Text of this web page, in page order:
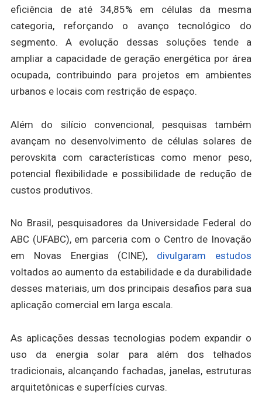
eficiência de até 34,85% em células da mesma
categoria, reforçando o avanço tecnológico do
segmento. A evolução dessas soluções tende a
ampliar a capacidade de geração energética por área
ocupada, contribuindo para projetos em ambientes
urbanos e locais com restrição de espaço.
Além do silício convencional, pesquisas também
avançam no desenvolvimento de células solares de
perovskita com características como menor peso,
potencial flexibilidade e possibilidade de redução de
custos produtivos.
No Brasil, pesquisadores da Universidade Federal do
ABC (UFABC), em parceria com o Centro de Inovação
em Novas Energias (CINE), divulgaram estudos
voltados ao aumento da estabilidade e da durabilidade
desses materiais, um dos principais desafios para sua
aplicação comercial em larga escala.
As aplicações dessas tecnologias podem expandir o
uso da energia solar para além dos telhados
tradicionais, alcançando fachadas, janelas, estruturas
arquitetônicas e superfícies curvas.